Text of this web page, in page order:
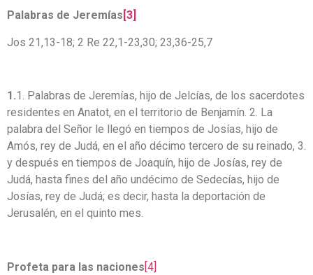
Palabras de Jeremías [3]
Jos 21,13-18; 2 Re 22,1-23,30; 23,36-25,7
1.1. Palabras de Jeremías, hijo de Jelcías, de los sacerdotes
residentes en Anatot, en el territorio de Benjamín. 2. La
palabra del Señor le llegó en tiempos de Josías, hijo de
Amós, rey de Judá, en el año décimo tercero de su reinado, 3.
y después en tiempos de Joaquín, hijo de Josías, rey de
Judá, hasta fines del año undécimo de Sedecías, hijo de
Josías, rey de Judá; es decir, hasta la deportación de
Jerusalén, en el quinto mes.
Profeta para las naciones[4]